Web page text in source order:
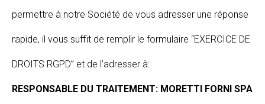
permettre à notre Société de vous adresser une réponse
rapide, il vous suffit de remplir le formulaire “EXERCICE DE
DROITS RGPD” et de l’adresser à:
RESPONSABLE DU TRAITEMENT: MORETTI FORNI SPA